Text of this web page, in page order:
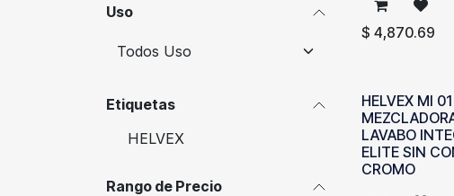
Uso
Etiquetas
HELVEX
Rango de Precio
$ 4,870.69
HELVEX MI
LAVABO
ELITE SIN
CROMO